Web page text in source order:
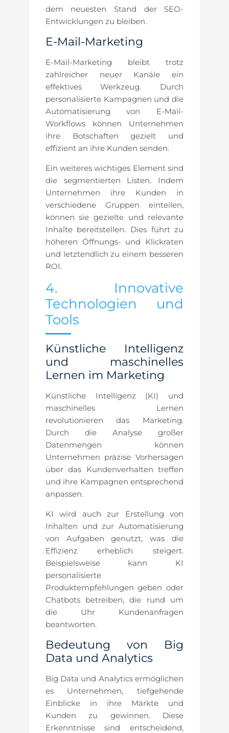
dem neuesten Stand der SEO-
Entwicklungen zu bleiben.
E-Mail-Marketing
E-Mail-Marketing bleibt trotz
zahlreicher neuer Kanäle ein
effektives Werkzeug. Durch
personalisierte Kampagnen und die
Automatisierung von E-Mail-
Workflows können Unternehmen
ihre Botschaften gezielt und
effizient an ihre Kunden senden.
Ein weiteres wichtiges Element sind
die segmentierten Listen. Indem
Unternehmen ihre Kunden in
verschiedene Gruppen einteilen,
können sie gezielte und relevante
Inhalte bereitstellen. Dies führt zu
höheren Öffnungs- und Klickraten
und letztendlich zu einem besseren
ROI.
4. Innovative
Technologien und
Tools
Künstliche Intelligenz
und maschinelles
Lernen im Marketing
Künstliche Intelligenz (KI) und
maschinelles Lernen
revolutionieren das Marketing.
Durch die Analyse großer
Datenmengen können
Unternehmen präzise Vorhersagen
über das Kundenverhalten treffen
und ihre Kampagnen entsprechend
anpassen.
KI wird auch zur Erstellung von
Inhalten und zur Automatisierung
von Aufgaben genutzt, was die
Effizienz erheblich steigert.
Beispielsweise kann KI
personalisierte
Produktempfehlungen geben oder
Chatbots betreiben, die rund um
die Uhr Kundenanfragen
beantworten.
Bedeutung von Big
Data und Analytics
Big Data und Analytics ermöglichen
es Unternehmen, tiefgehende
Einblicke in ihre Märkte und
Kunden zu gewinnen. Diese
Erkenntnisse sind entscheidend,